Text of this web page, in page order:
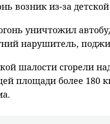
возник из-за
уничтожил
нарушитель,
шалости сгорели
площади более 180